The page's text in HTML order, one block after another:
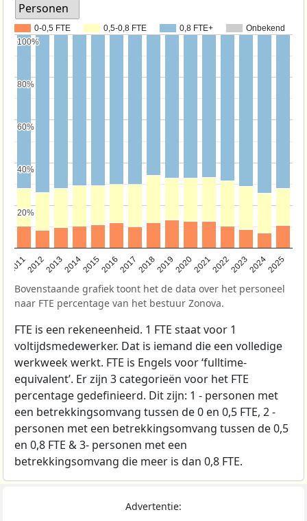
Personen
0-0,5 FTE 0,5-0,8 FTE 0,8 FTE+ Onbekend
201120122013201420152016201720182019202020212022202320242025
20%
20%
40%
40%
60%
60%
80%
80%
100%
100%
Bovenstaande grafiek toont het de data over het personeel
naar FTE percentage van het bestuur Zonova.
FTE is een rekeneenheid. 1 FTE staat voor 1
voltijdsmedewerker. Dat is iemand die een volledige
werkweek werkt. FTE is Engels voor ‘fulltime-
equivalent’. Er zijn 3 categorieën voor het FTE
percentage gedefinieerd. Dit zijn: 1 - personen met
een betrekkingsomvang tussen de 0 en 0,5 FTE, 2 -
personen met een betrekkingsomvang tussen de 0,5
en 0,8 FTE & 3- personen met een
betrekkingsomvang die meer is dan 0,8 FTE.
Advertentie: